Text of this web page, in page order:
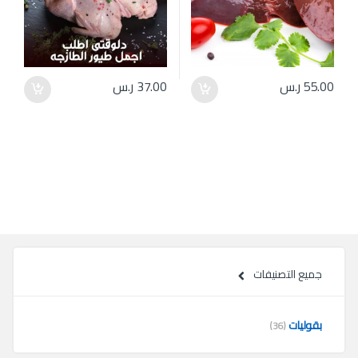
55.00ر.س 37.00 ر.س
جميع التصنيفات
بقوليات(36)